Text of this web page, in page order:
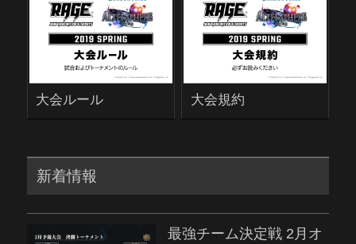
大会ルール 大会規約
新着情報
最強チーム決定戦 2月オ